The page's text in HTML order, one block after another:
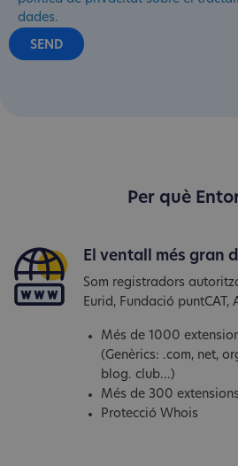
dades.
Per què
El ventall més gran
Som registradors
Eurid, Fundació puntCAT,
Més de 1000
(Genèrics: .com, net,
blog. club...)
Més de 300
Protecció Whois